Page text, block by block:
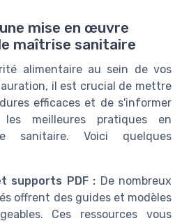
mise en œuvre
maîtrise sanitaire
alimentaire au sein de vos
il est crucial de mettre
efficaces et de s'informer
les meilleures pratiques en
sanitaire. Voici quelques
supports PDF : De nombreux
offrent des guides et modèles
Ces ressources vous